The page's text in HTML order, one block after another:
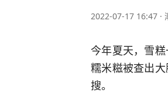
2022-07-17 16:47 ·
今年夏天，雪
糯米糍被查出
搜。